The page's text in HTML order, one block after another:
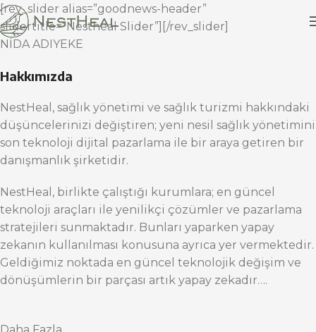
[rev_slider alias=”goodnews-header”
slidertitle=”Nestheal Slider”][/rev_slider]
NİDA ADIYEKE
Hakkımızda
NestHeal, sağlık yönetimi ve sağlık turizmi hakkındaki
düşüncelerinizi değiştiren; yeni nesil sağlık yönetimini
son teknoloji dijital pazarlama ile bir araya getiren bir
danışmanlık şirketidir.
NestHeal, birlikte çalıştığı kurumlara; en güncel
teknoloji araçları ile yenilikçi çözümler ve pazarlama
stratejileri sunmaktadır. Bunları yaparken yapay
zekanın kullanılması konusuna ayrıca yer vermektedir.
Geldiğimiz noktada en güncel teknolojik değişim ve
dönüşümlerin bir parçası artık yapay zekadır….